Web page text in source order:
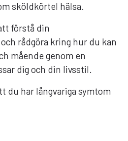
sköldkörtel hälsa.
förstå din
rådgöra kring hur du kan
mående genom en
dig och din livsstil.
du har långvariga symtom